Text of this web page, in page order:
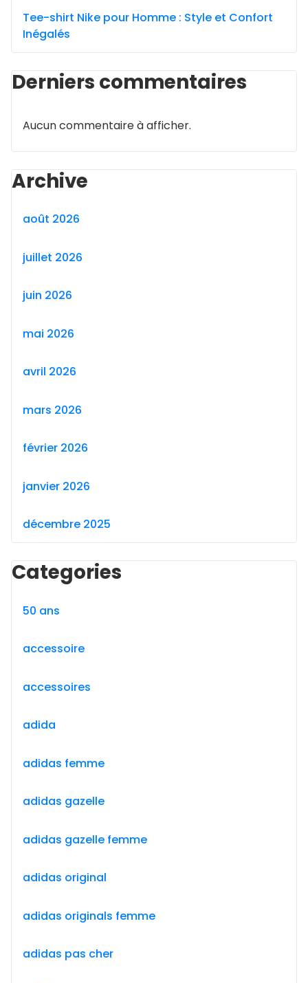
Tee-shirt Nike pour Homme : Style et Confort
Inégalés
Derniers commentaires
Aucun commentaire à afficher.
Archive
août 2026
juillet 2026
juin 2026
mai 2026
avril 2026
mars 2026
février 2026
janvier 2026
décembre 2025
Categories
50 ans
accessoire
accessoires
adida
adidas femme
adidas gazelle
adidas gazelle femme
adidas original
adidas originals femme
adidas pas cher